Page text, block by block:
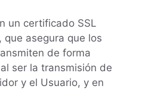
un certificado SSL
que asegura que los
de forma
ser la transmisión de
y el Usuario, y en